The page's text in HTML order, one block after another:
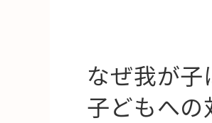
なぜ我が
子どもへの